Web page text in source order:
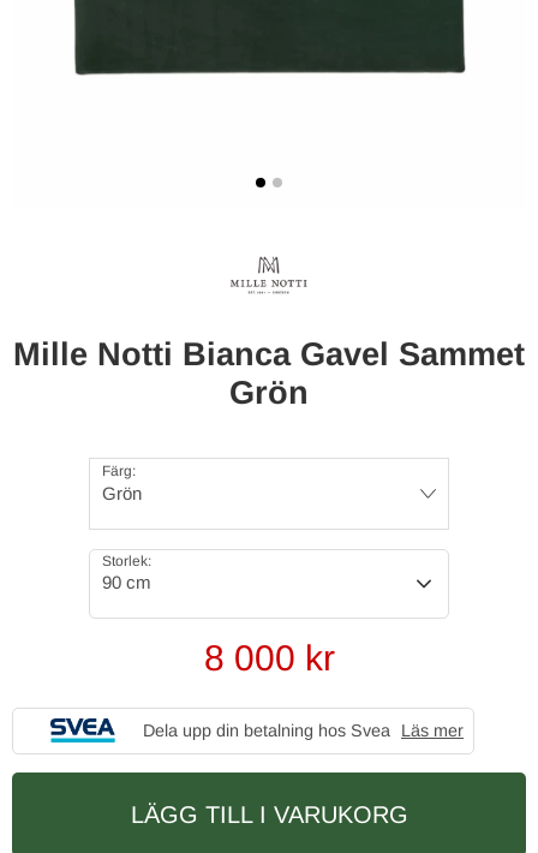
Mille Notti Bianca Gavel Sammet
Grön
Färg:
Grön
Storlek:
90 cm
8 000 kr
Dela upp din betalning hos Svea Läs mer
LÄGG TILL I VARUKORG